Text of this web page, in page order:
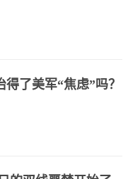
了美军“焦虑”吗？